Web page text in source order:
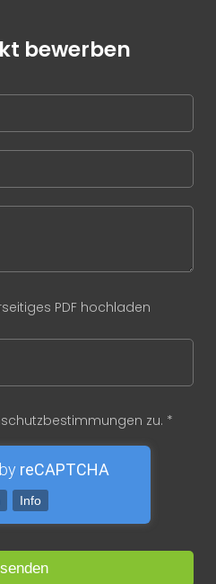
bewerben
PDF hochladen
zu. *
reCAPTCHA
Info